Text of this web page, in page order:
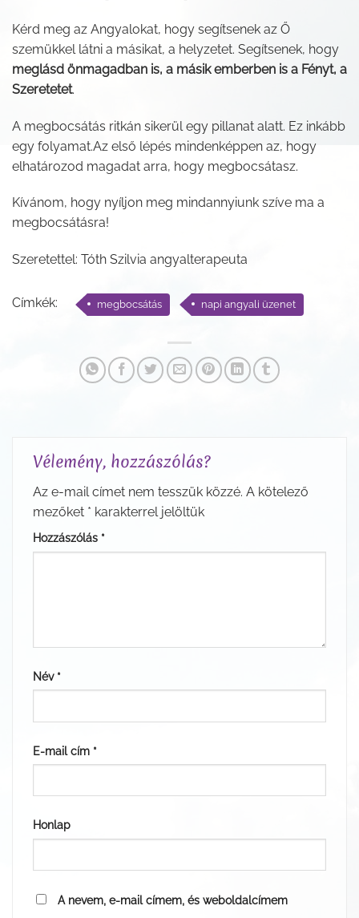
Kérd meg az Angyalokat, hogy segítsenek az Ő
szemükkel látni a másikat, a helyzetet. Segítsenek, hogy
meglásd önmagadban is, a másik emberben is a Fényt, a
Szeretetet.
A megbocsátás ritkán sikerül egy pillanat alatt. Ez inkább
egy folyamat.Az első lépés mindenképpen az, hogy
elhatározod magadat arra, hogy megbocsátasz.
Kívánom, hogy nyíljon meg mindannyiunk szíve ma a
megbocsátásra!
Szeretettel: Tóth Szilvia angyalterapeuta
Címkék: megbocsátás napi angyali üzenet
Vélemény, hozzászólás?
Az e-mail címet nem tesszük közzé. A kötelező
mezőket * karakterrel jelöltük
Hozzászólás *
Név *
E-mail cím *
Honlap
A nevem, e-mail címem, és weboldalcímem